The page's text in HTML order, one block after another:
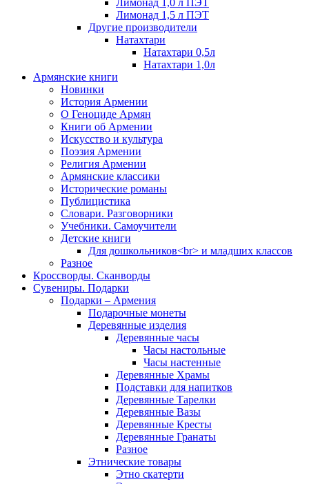
Лимонад 1,0 л ПЭТ
Лимонад 1,5 л ПЭТ
Другие производители
Натахтари
Натахтари 0,5л
Натахтари 1,0л
Армянские книги
Новинки
История Армении
О Геноциде Армян
Книги об Армении
Иcкусство и культура
Поэзия Армении
Религия Армении
Армянские классики
Исторические романы
Публицистика
Словари. Разговорники
Учебники. Самоучители
Детские книги
Для дошкольников<br> и младших классов
Разное
Кроссворды. Сканворды
Сувениры. Подарки
Подарки – Армения
Подарочные монеты
Деревянные изделия
Деревянные часы
Часы настольные
Часы настенные
Деревянные Храмы
Подставки для напитков
Деревянные Тарелки
Деревянные Вазы
Деревянные Кресты
Деревянные Гранаты
Разное
Этнические товары
Этно скатерти